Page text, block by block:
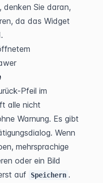
denken Sie daran,
da das Widget
Pfeil im
alle nicht
Warnung. Es gibt
Wenn
mehrsprachige
oder ein Bild
auf
Speichern .